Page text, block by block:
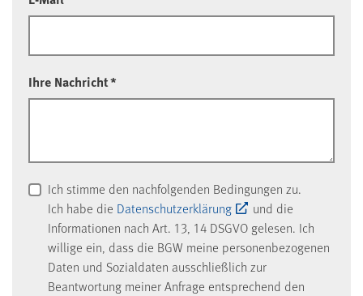
Ihre Nachricht*
Ich stimme den nachfolgenden Bedingungen zu.
Ich habe die Datenschutzerklärung
und die
Informationen nach Art. 13, 14 DSGVO gelesen. Ich
willige ein, dass die BGW meine personenbezogenen
Daten und Sozialdaten ausschließlich zur
Beantwortung meiner Anfrage entsprechend den